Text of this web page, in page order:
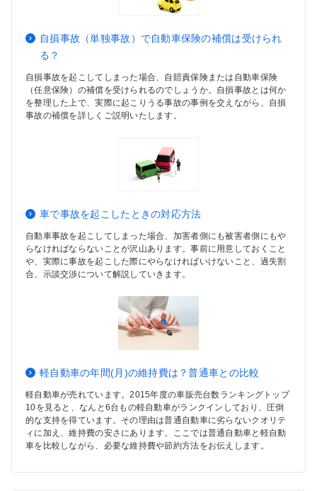
自損事故（単独事故）で自動車保険の補償は受けられ
る？
自損事故を起こしてしまった場合、自賠責保険または自動車保険
（任意保険）の補償を受けられるのでしょうか。自損事故とは何か
を整理した上で、実際に起こりうる事故の事例を交えながら、自損
事故の補償を詳しくご説明いたします。
車で事故を起こしたときの対応方法
自動車事故を起こしてしまった場合、加害者側にも被害者側にもや
らなければならないことが沢山あります。事前に用意しておくこと
や、実際に事故を起こした際にやらなければいけないこと、過失割
合、示談交渉について解説していきます。
軽自動車の年間(月)の維持費は？普通車との比較
軽自動車が売れています。2015年度の車販売台数ランキングトップ
10を見ると、なんと6台もの軽自動車がランクインしており、圧倒
的な支持を得ています。その理由は普通自動車に劣らないクオリテ
ィに加え、維持費の安さにあります。ここでは普通自動車と軽自動
車を比較しながら、必要な維持費や節約方法をお伝えします。